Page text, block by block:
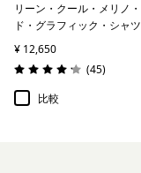
リーン・クール・メリノ
ド・グラフィック・シャツ
¥ 12,650
評価: 4.2 / 5
(45レビュー
)
比較